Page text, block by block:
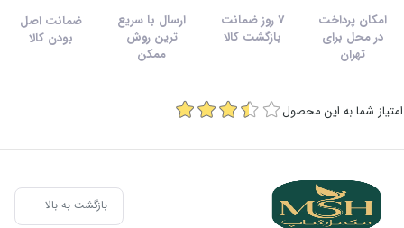
روش مصرف:
نموده و میل نمایید. برای نتیجه بهتر می توان محصول را در نیم ساعت
قبل از تمرین و یا در حین تمرین مصرف نمود.
امکان پرداخت
در محل برای
تهران
7 روز ضمانت
بازگشت کالا
ارسال با سریع
ترین روش
ممکن
ضمانت اصل
بودن کالا
امتیاز شما به این محصول
بازگشت به بالا